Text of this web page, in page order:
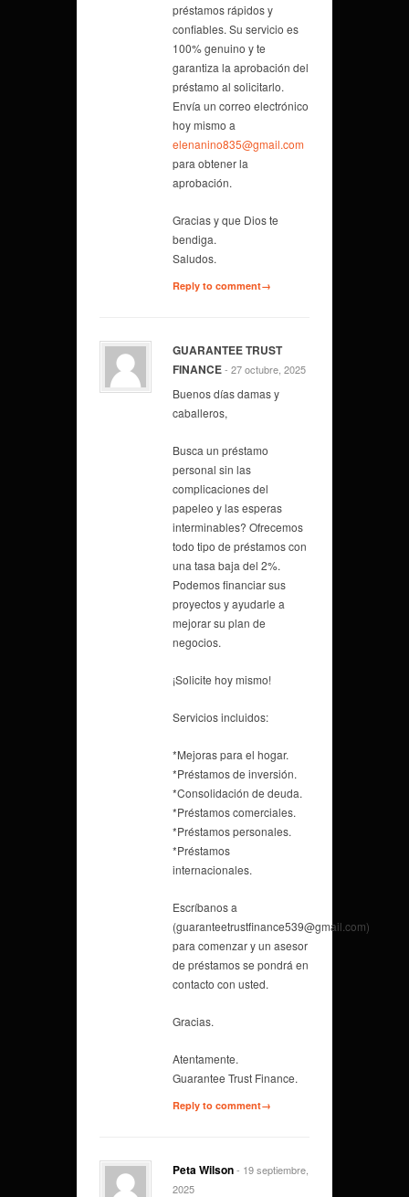
préstamos rápidos y
confiables. Su servicio es
100% genuino y te
garantiza la aprobación del
préstamo al solicitarlo.
Envía un correo electrónico
hoy mismo a
elenanino835@gmail.com
para obtener la
aprobación.
Gracias y que Dios te
bendiga.
Saludos.
Reply to comment→
GUARANTEE TRUST
FINANCE- 27 octubre, 2025
Buenos días damas y
caballeros,
Busca un préstamo
personal sin las
complicaciones del
papeleo y las esperas
interminables? Ofrecemos
todo tipo de préstamos con
una tasa baja del 2%.
Podemos financiar sus
proyectos y ayudarle a
mejorar su plan de
negocios.
¡Solicite hoy mismo!
Servicios incluidos:
*Mejoras para el hogar.
*Préstamos de inversión.
*Consolidación de deuda.
*Préstamos comerciales.
*Préstamos personales.
*Préstamos
internacionales.
Escríbanos a
(guaranteetrustfinance539@gmail.com)
para comenzar y un asesor
de préstamos se pondrá en
contacto con usted.
Gracias.
Atentamente.
Guarantee Trust Finance.
Reply to comment→
Peta Wilson- 19 septiembre,
2025